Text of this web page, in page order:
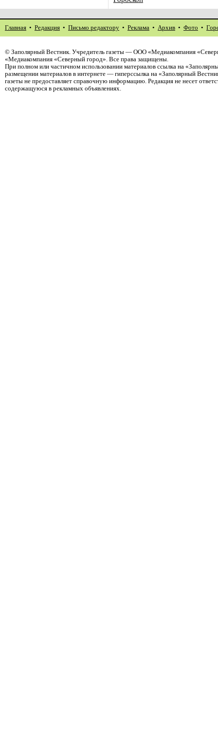
Главная • Редакция • Письмо редактору • Реклама • Архив • Фото •
© Заполярный Вестник. Учредитель газеты — ООО «Медиакомпания
«Медиакомпания «Северный город». Все права защищены.
При полном или частичном использовании материалов ссылка на
размещении материалов в интернете — гиперссылка на «Заполярный
газеты не предоставляет справочную информацию. Редакция не несет
содержащуюся в рекламных объявлениях.